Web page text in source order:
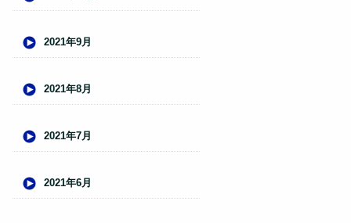
2021年9月
2021年8月
2021年7月
2021年6月